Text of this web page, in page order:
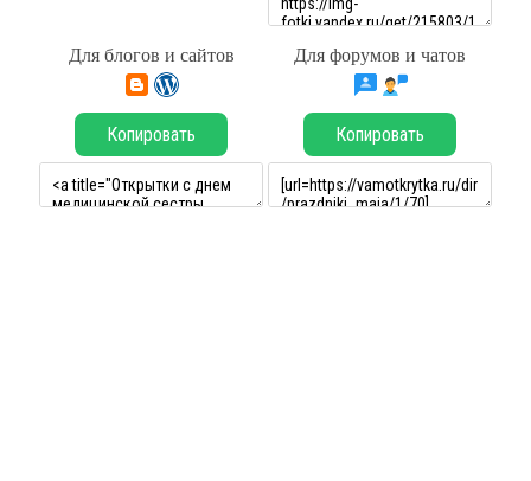
Для блогов и сайтов Для форумов и чатов
Копировать Копировать